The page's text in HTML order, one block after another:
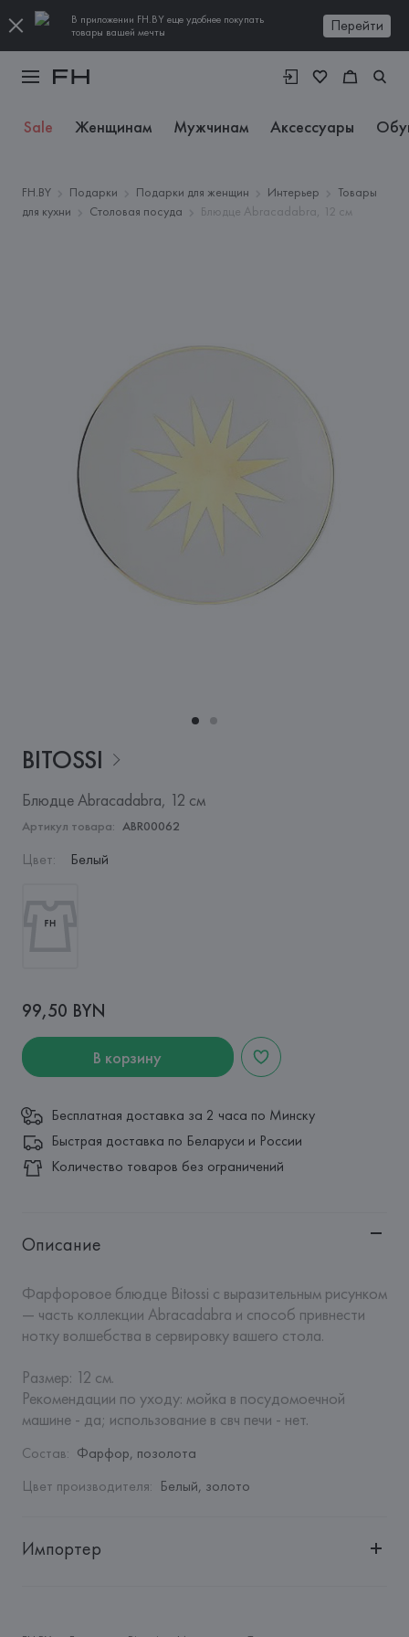
В приложении FH.BY еще удобнее покупать
товары вашей мечты
Перейти
Sale Женщинам Мужчинам Аксессуары
FH.BY Подарки Подарки для женщин Интерьер
Товары
для кухни
Столовая посуда Блюдце Abracadabra, 12 см
BITOSSI
Блюдце Abracadabra, 12 см
Артикул товара: ABR00062
Цвет: Белый
99,50 BYN
В корзину
Бесплатная доставка за 2 часа по Минску
Быстрая доставка по Беларуси и России
Количество товаров без ограничений
Описание
Фарфоровое блюдце Bitossi с выразительным рисунком
— часть коллекции Abracadabra и способ привнести
нотку волшебства в сервировку вашего стола.
Размер: 12 см.
Рекомендации по уходу: мойка в посудомоечной
машине - да; использование в свч печи - нет.
Состав: Фарфор, позолота
Цвет производителя: Белый, золото
Импортер